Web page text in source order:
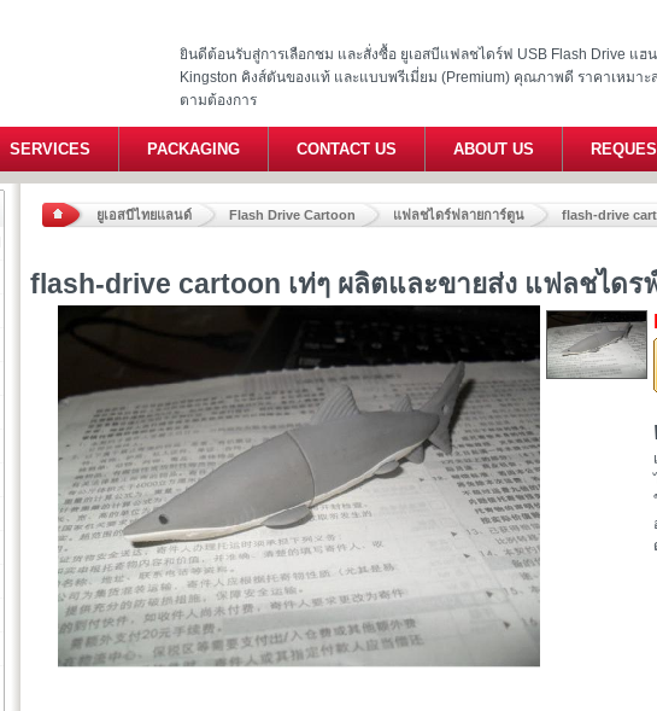
ยินดีต้อนรับสู่การเลือกชม และสั่งซื้อ ยูเอสบีแฟลชไดร์ฟ USB Flash Drive แฮ
Kingston คิงส์ตันของแท้ และแบบพรีเมี่ยม (Premium) คุณภาพดี ราคาเหมา
ตามต้องการ
SERVICES PACKAGING CONTACT US ABOUT US
ยูเอสบีไทยแลนด์ Flash Drive Cartoon แฟลชไดร์ฟลายการ์ตูน flash-drive
flash-drive cartoon เท่ๆ ผลิตและขายส่ง แฟลชได